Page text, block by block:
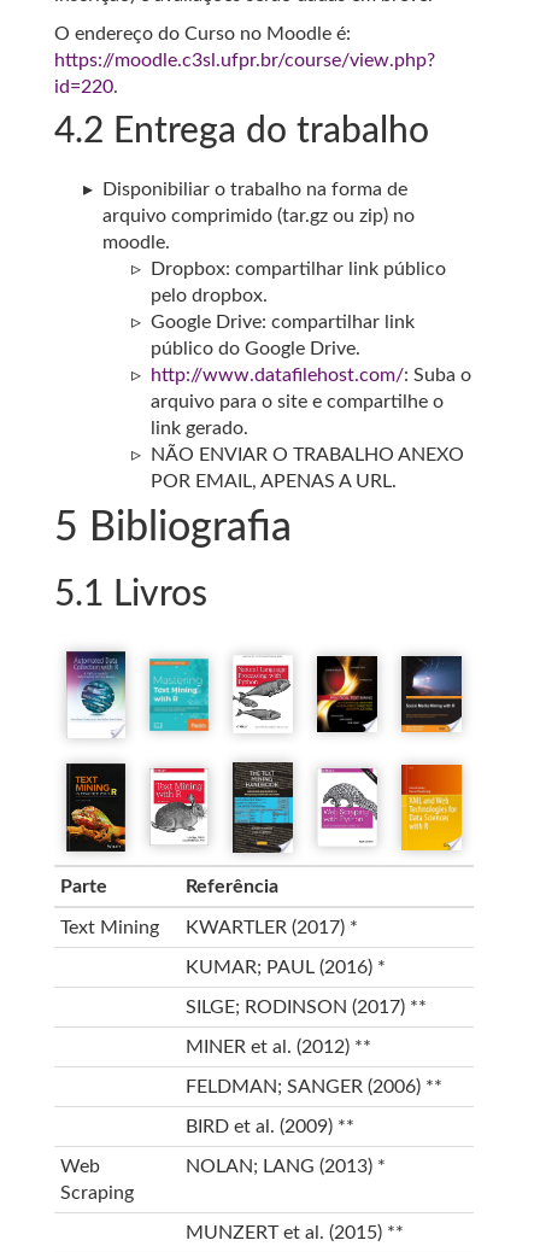
O endereço do Curso no Moodle é:
https://moodle.c3sl.ufpr.br/course/view.php?
id=220.
4.2 Entrega do trabalho
Disponibiliar o trabalho na forma de
arquivo comprimido (tar.gz ou zip) no
moodle.
Dropbox: compartilhar link público
pelo dropbox.
Google Drive: compartilhar link
público do Google Drive.
http://www.datafilehost.com/: Suba o
arquivo para o site e compartilhe o
link gerado.
NÃO ENVIAR O TRABALHO ANEXO
POR EMAIL, APENAS A URL.
5 Bibliografia
5.1 Livros
Parte Referência
Text Mining KWARTLER (2017) *
KUMAR; PAUL (2016) *
SILGE; RODINSON (2017) **
MINER et al. (2012) **
FELDMAN; SANGER (2006) **
BIRD et al. (2009) **
Web
Scraping
NOLAN; LANG (2013) *
MUNZERT et al. (2015) **